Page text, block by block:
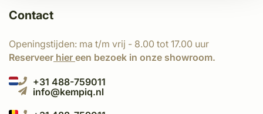
Contact
Openingstijden: ma t/m vrij - 8.00 tot 17.00 uur
Reserveer hier een bezoek in onze showroom.
+31 488-759011
info@kempiq.nl